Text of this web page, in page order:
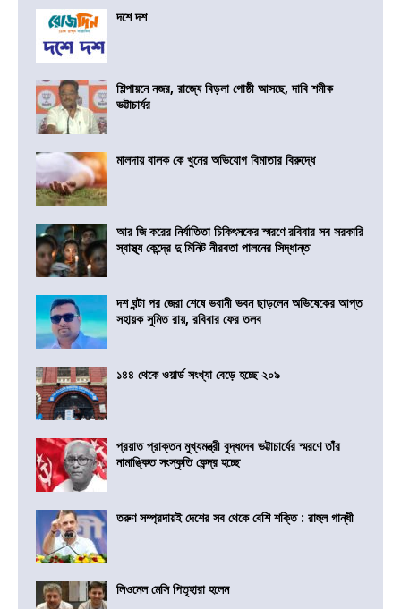
দশে দশ
শিল্পায়নে নজর, রাজ্যে বিড়লা গোষ্ঠী আসছে, দাবি শমীক
ভট্টাচার্যর
মালদায় বালক কে খুনের অভিযোগ বিমাতার বিরুদ্ধে
আর জি করের নির্যাতিতা চিকিৎসকের স্মরণে রবিবার সব সরকারি
স্বাস্থ্য কেন্দ্রে দু মিনিট নীরবতা পালনের সিদ্ধান্ত
দশ ঘন্টা পর জেরা শেষে ভবানী ভবন ছাড়লেন অভিষেকের আপ্ত
সহায়ক সুমিত রায়, রবিবার ফের তলব
১৪৪ থেকে ওয়ার্ড সংখ্যা বেড়ে হচ্ছে ২০৯
প্রয়াত প্রাক্তন মুখ্যমন্ত্রী বুদ্ধদেব ভট্টাচার্যের স্মরণে তাঁর
নামাঙ্কিত সংস্কৃতি কেন্দ্র হচ্ছে
তরুণ সম্প্রদায়ই দেশের সব থেকে বেশি শক্তি : রাহুল গান্ধী
লিওনেল মেসি পিতৃহারা হলেন